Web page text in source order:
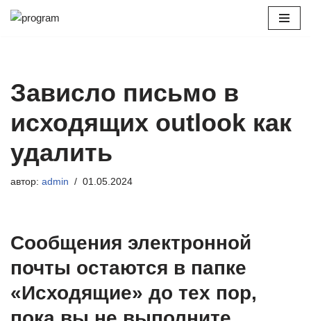
Зависло письмо в
исходящих outlook как
удалить
автор: admin 01.05.2024
Сообщения электронной
почты остаются в папке
«Исходящие» до тех пор,